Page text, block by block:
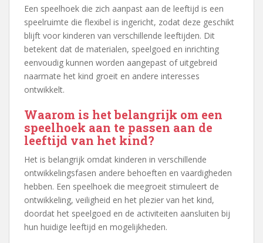
Een speelhoek die zich aanpast aan de leeftijd is een
speelruimte die flexibel is ingericht, zodat deze geschikt
blijft voor kinderen van verschillende leeftijden. Dit
betekent dat de materialen, speelgoed en inrichting
eenvoudig kunnen worden aangepast of uitgebreid
naarmate het kind groeit en andere interesses
ontwikkelt.
Waarom is het belangrijk om een
speelhoek aan te passen aan de
leeftijd van het kind?
Het is belangrijk omdat kinderen in verschillende
ontwikkelingsfasen andere behoeften en vaardigheden
hebben. Een speelhoek die meegroeit stimuleert de
ontwikkeling, veiligheid en het plezier van het kind,
doordat het speelgoed en de activiteiten aansluiten bij
hun huidige leeftijd en mogelijkheden.